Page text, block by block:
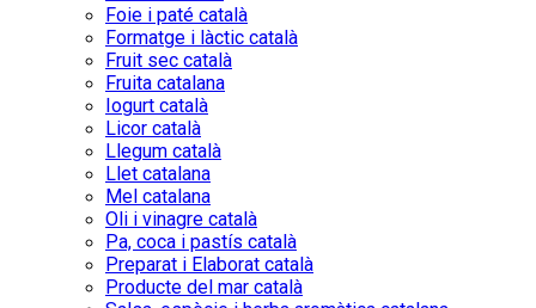
Foie i paté català
Formatge i làctic català
Fruit sec català
Fruita catalana
Iogurt català
Licor català
Llegum català
Llet catalana
Mel catalana
Oli i vinagre català
Pa, coca i pastís català
Preparat i Elaborat català
Producte del mar català